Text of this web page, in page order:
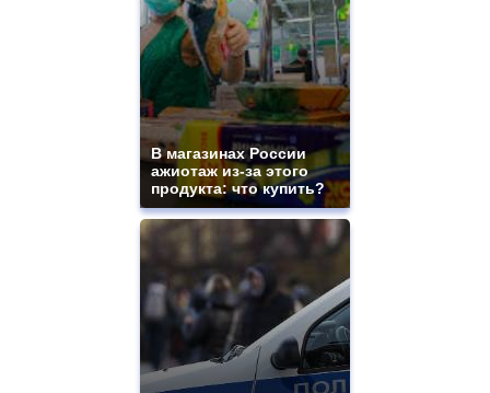
В магазинах России
ажиотаж из-за этого
продукта: что купить?